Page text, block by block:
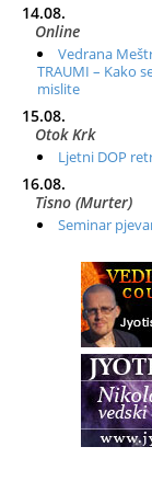
14.08.
Online
Vedrana
TRAUMI – Kako
mislite
15.08.
Otok Krk
Ljetni DOP
16.08.
Tisno (Murter)
Seminar
Radionica:
Zagreb+Online
Osnovni
Access